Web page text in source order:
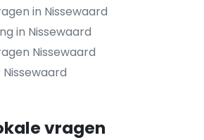
in Nissewaard
in Nissewaard
Nissewaard
vragen